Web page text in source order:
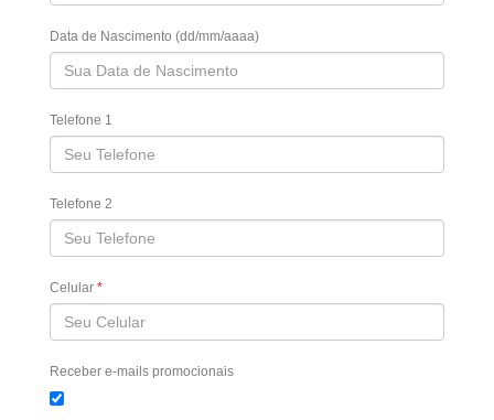
Data de Nascimento (dd/mm/aaaa)
Telefone 1
Telefone 2
Celular *
Receber e-mails promocionais